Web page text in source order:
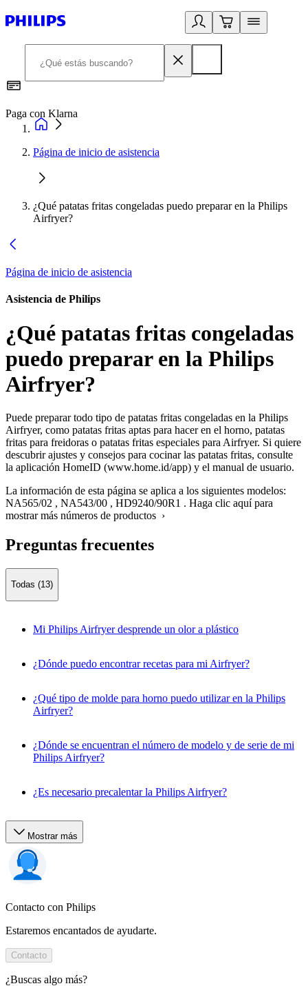
Paga con Klarna
Página de inicio de asistencia
¿Qué patatas fritas congeladas puedo preparar en la Philips
Airfryer?
Página de inicio de asistencia
Asistencia de Philips
¿Qué patatas fritas congeladas
puedo preparar en la Philips
Airfryer?
Puede preparar todo tipo de patatas fritas congeladas en la Philips
Airfryer, como patatas fritas aptas para hacer en el horno, patatas
fritas para freidoras o patatas fritas especiales para Airfryer. Si quiere
descubrir ajustes y consejos para cocinar las patatas fritas, consulte
la aplicación HomeID (www.home.id/app) y el manual de usuario.
La información de esta página se aplica a los siguientes modelos:
NA565/02 , NA543/00 , HD9240/90R1 . Haga clic aquí para
mostrar más números de productos ›
Preguntas frecuentes
Todas (13)
Mi Philips Airfryer desprende un olor a plástico
¿Dónde puedo encontrar recetas para mi Airfryer?
¿Qué tipo de molde para horno puedo utilizar en la Philips
Airfryer?
¿Dónde se encuentran el número de modelo y de serie de mi
Philips Airfryer?
¿Es necesario precalentar la Philips Airfryer?
Mostrar más
Contacto con Philips
Estaremos encantados de ayudarte.
Contacto
¿Buscas algo más?